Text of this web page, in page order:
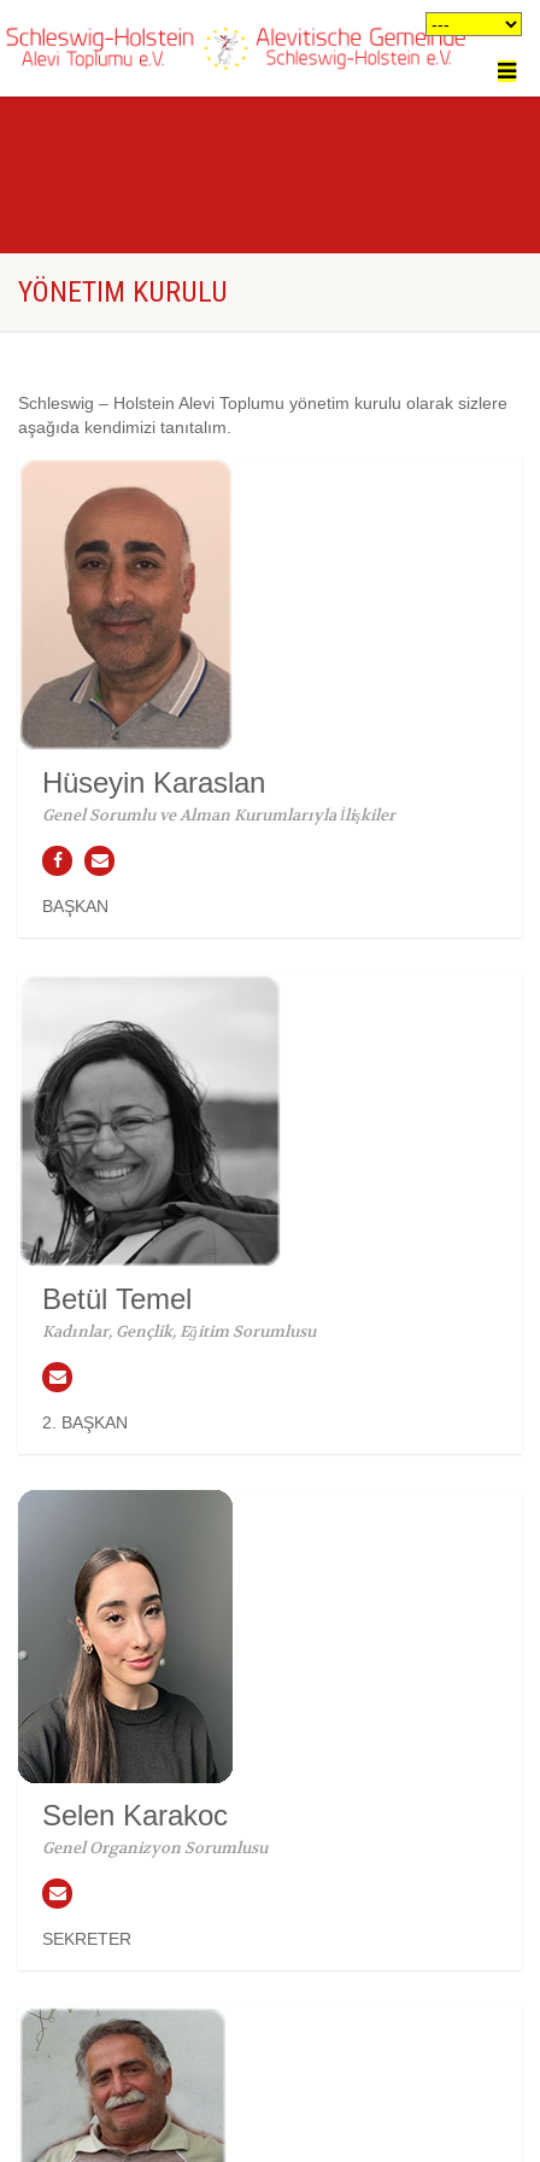
YÖNETIM KURULU
Schleswig – Holstein Alevi Toplumu yönetim kurulu olarak sizlere
aşağıda kendimizi tanıtalım.
Hüseyin Karaslan
Genel Sorumlu ve Alman Kurumlarıyla İlişkiler
BAŞKAN
Betül Temel
Kadınlar, Gençlik, Eğitim Sorumlusu
2. BAŞKAN
Selen Karakoc
Genel Organizyon Sorumlusu
SEKRETER